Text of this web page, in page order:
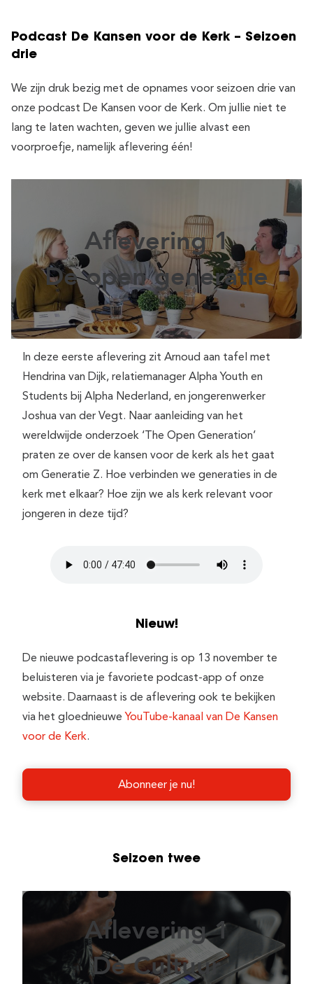
Podcast De Kansen voor de Kerk – Seizoen
drie
We zijn druk bezig met de opnames voor seizoen drie van
onze podcast De Kansen voor de Kerk. Om jullie niet te
lang te laten wachten, geven we jullie alvast een
voorproefje, namelijk aflevering één!
Aflevering 1
De open generatie
In deze eerste aflevering zit Arnoud aan tafel met
Hendrina van Dijk, relatiemanager Alpha Youth en
Students bij Alpha Nederland, en jongerenwerker
Joshua van der Vegt. Naar aanleiding van het
wereldwijde onderzoek ‘The Open Generation’
praten ze over de kansen voor de kerk als het gaat
om Generatie Z. Hoe verbinden we generaties in de
kerk met elkaar? Hoe zijn we als kerk relevant voor
jongeren in deze tijd?
Nieuw!
De nieuwe podcastaflevering is op 13 november te
beluisteren via je favoriete podcast-app of onze
website. Daarnaast is de aflevering ook te bekijken
via het gloednieuweYouTube-kanaal van De Kansen
voor de Kerk.
Abonneer je nu!
Seizoen twee
Aflevering 1
De Cultuur